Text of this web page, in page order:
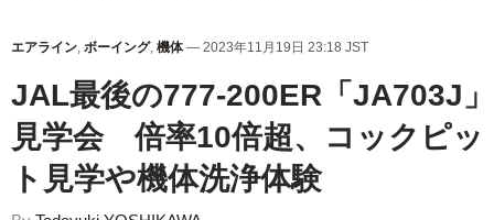
ンペーン
ボーイング 発着回数 A350 XWB ANAホールディングス
バス A320
エアライン, ボーイング, 機体— 2023年11月19日 23:18 JST
JAL最後の777-200ER「JA703J」
見学会 倍率10倍超、コックピッ
ト見学や機体洗浄体験